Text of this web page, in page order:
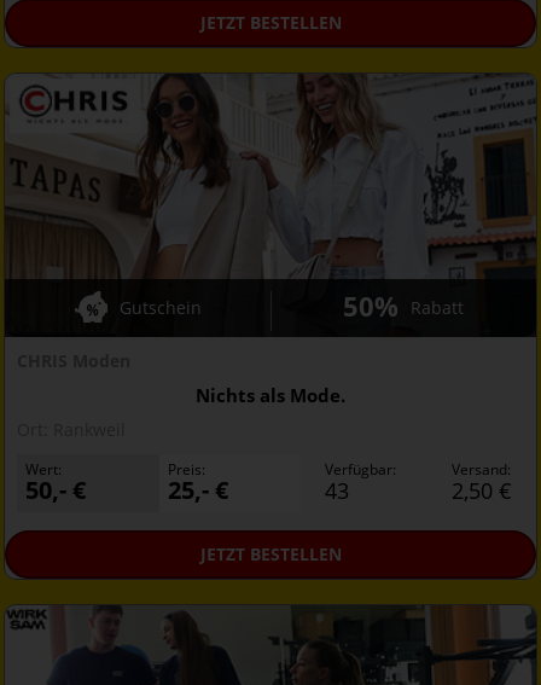
JETZTBESTELLEN
Nichts als Mode.
Gutschein 50% Rabatt
Wert:
50,- €
Preis:
25,- €
Verfügbar:
43
Versand:
2,50 €
JETZTBESTELLEN